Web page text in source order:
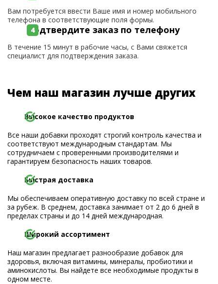
Вам потребуется ввести Ваше имя и номер мобильного
телефона в соответствующие поля формы.
Подтвердите заказ по телефону
В течение 15 минут в рабочие часы, с Вами свяжется
специалист для подтверждения заказа.
Чем наш магазин лучше других
Высокое качество продуктов
Все наши добавки проходят строгий контроль качества и
соответствуют международным стандартам. Мы
сотрудничаем с проверенными производителями и
гарантируем безопасность наших товаров.
Быстрая доставка
Мы обеспечиваем оперативную доставку по всей стране и
за рубеж. В среднем, доставка занимает от 2 до 6 дней в
пределах страны и до 14 дней международная.
Широкий ассортимент
Наш магазин предлагает разнообразие добавок для
здоровья, включая витамины, минералы, пробиотики и
аминокислоты. Вы найдете все необходимые продукты в
одном месте.